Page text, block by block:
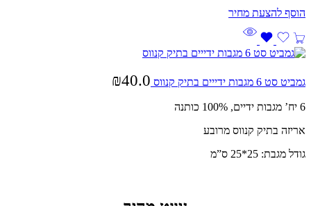
גמביט סט 6 מגבות ידייים בתיק קנווס ₪40.0
6 יח’ מגבות ידיים, 100% כותנה
אריזה בתיק קנווס מרובע
גודל מגבת: 25*25 ס”מ